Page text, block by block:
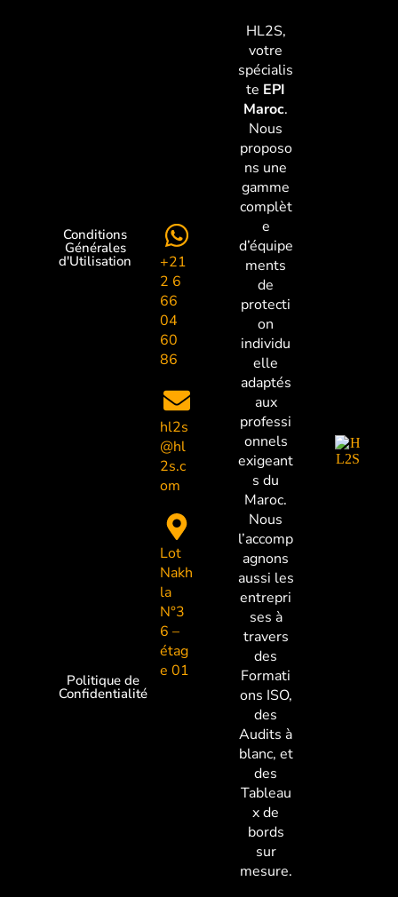
HL2S,
votre
spécialis
te EPI
Maroc.
Nous
proposo
ns une
gamme
complèt
e
d’équipe
ments
de
protecti
on
individu
elle
adaptés
aux
professi
onnels
exigeant
s du
Maroc.
Nous
l’accomp
agnons
aussi les
entrepri
ses à
travers
des
Formati
ons ISO,
des
Audits à
blanc, et
des
Tableau
x de
bords
sur
mesure.
+21
2 6
66
04
60
86
hl2s
@hl
2s.c
om
Lot
Nakh
la
N°3
6 –
étag
e 01
Conditions
Générales
d'Utilisation
Politique de
Confidentialité